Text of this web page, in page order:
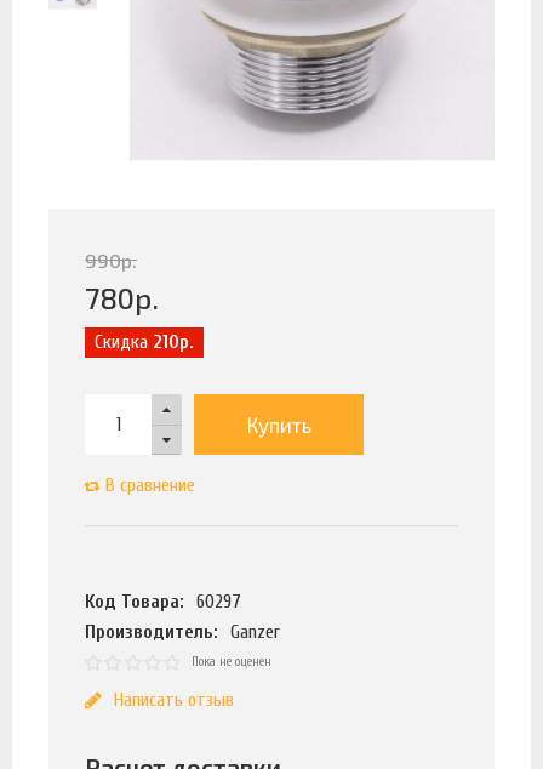
990р.
780р.
Скидка 210р.
Купить
В сравнение
Код Товара:
60297
Производитель:
Ganzer
Пока не оценен
Написать отзыв